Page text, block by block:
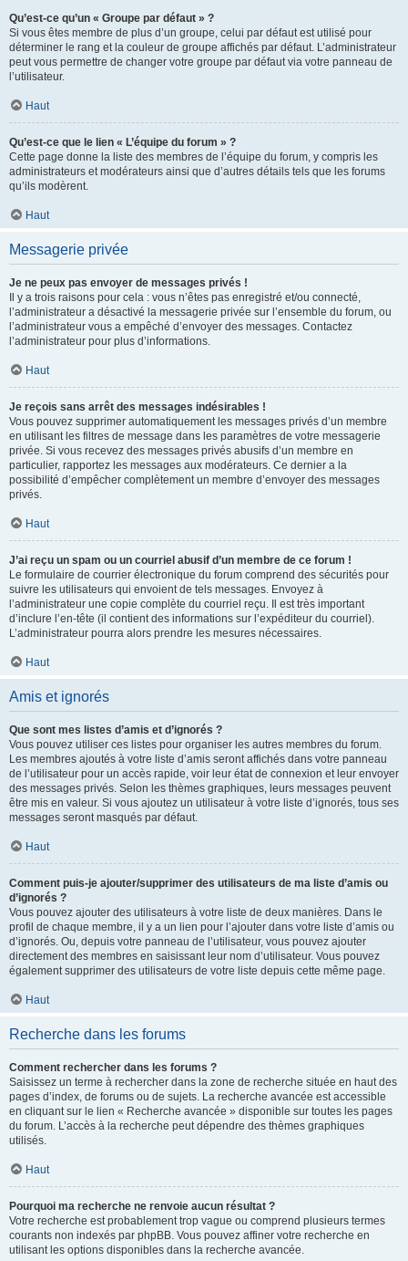
Qu’est-ce qu’un « Groupe par défaut » ?
Si vous êtes membre de plus d’un groupe, celui par défaut est utilisé pour
déterminer le rang et la couleur de groupe affichés par défaut. L’administrateur
peut vous permettre de changer votre groupe par défaut via votre panneau de
l’utilisateur.
Haut
Qu’est-ce que le lien « L’équipe du forum » ?
Cette page donne la liste des membres de l’équipe du forum, y compris les
administrateurs et modérateurs ainsi que d’autres détails tels que les forums
qu’ils modèrent.
Haut
Messagerie privée
Je ne peux pas envoyer de messages privés !
Il y a trois raisons pour cela : vous n’êtes pas enregistré et/ou connecté,
l’administrateur a désactivé la messagerie privée sur l’ensemble du forum, ou
l’administrateur vous a empêché d’envoyer des messages. Contactez
l’administrateur pour plus d’informations.
Haut
Je reçois sans arrêt des messages indésirables !
Vous pouvez supprimer automatiquement les messages privés d’un membre
en utilisant les filtres de message dans les paramètres de votre messagerie
privée. Si vous recevez des messages privés abusifs d’un membre en
particulier, rapportez les messages aux modérateurs. Ce dernier a la
possibilité d’empêcher complètement un membre d’envoyer des messages
privés.
Haut
J’ai reçu un spam ou un courriel abusif d’un membre de ce forum !
Le formulaire de courrier électronique du forum comprend des sécurités pour
suivre les utilisateurs qui envoient de tels messages. Envoyez à
l’administrateur une copie complète du courriel reçu. Il est très important
d’inclure l’en-tête (il contient des informations sur l’expéditeur du courriel).
L’administrateur pourra alors prendre les mesures nécessaires.
Haut
Amis et ignorés
Que sont mes listes d’amis et d’ignorés ?
Vous pouvez utiliser ces listes pour organiser les autres membres du forum.
Les membres ajoutés à votre liste d’amis seront affichés dans votre panneau
de l’utilisateur pour un accès rapide, voir leur état de connexion et leur envoyer
des messages privés. Selon les thèmes graphiques, leurs messages peuvent
être mis en valeur. Si vous ajoutez un utilisateur à votre liste d’ignorés, tous ses
messages seront masqués par défaut.
Haut
Comment puis-je ajouter/supprimer des utilisateurs de ma liste d’amis ou
d’ignorés ?
Vous pouvez ajouter des utilisateurs à votre liste de deux manières. Dans le
profil de chaque membre, il y a un lien pour l’ajouter dans votre liste d’amis ou
d’ignorés. Ou, depuis votre panneau de l’utilisateur, vous pouvez ajouter
directement des membres en saisissant leur nom d’utilisateur. Vous pouvez
également supprimer des utilisateurs de votre liste depuis cette même page.
Haut
Recherche dans les forums
Comment rechercher dans les forums ?
Saisissez un terme à rechercher dans la zone de recherche située en haut des
pages d’index, de forums ou de sujets. La recherche avancée est accessible
en cliquant sur le lien « Recherche avancée » disponible sur toutes les pages
du forum. L’accès à la recherche peut dépendre des thèmes graphiques
utilisés.
Haut
Pourquoi ma recherche ne renvoie aucun résultat ?
Votre recherche est probablement trop vague ou comprend plusieurs termes
courants non indexés par phpBB. Vous pouvez affiner votre recherche en
utilisant les options disponibles dans la recherche avancée.